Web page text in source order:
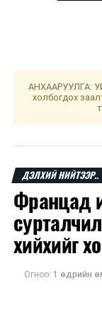
АНХААРУУЛГА:
холбогдох
ДЭЛХИЙ НИЙТЭЭР..
Францад
хийхийг
Огноо: 1 өдрийн